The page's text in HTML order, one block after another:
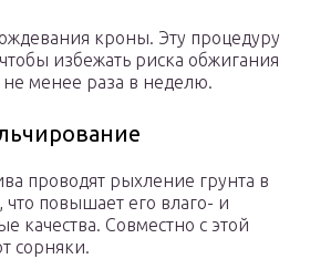
кроны. Эту процедуру
избежать риска обжигания
менее раза в неделю.
проводят рыхление грунта в
что повышает его влаго- и
качества. Совместно с этой
сорняки.